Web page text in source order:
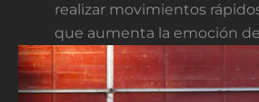
realizar movimientos
que aumenta la emoción